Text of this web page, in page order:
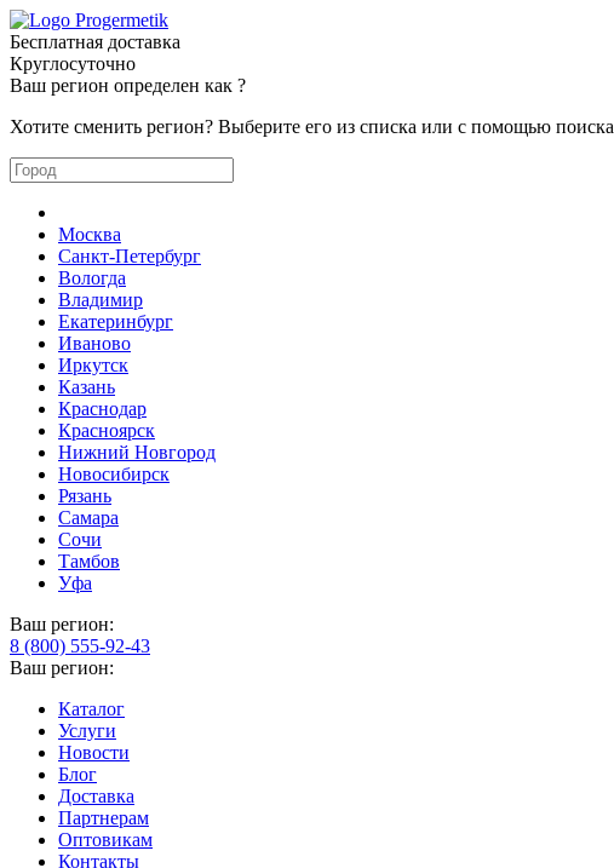
Бесплатная доставка
Круглосуточно
Ваш регион определен как ?
Хотите сменить регион? Выберите его из списка или с помощью поиска
Москва
Санкт-Петербург
Вологда
Владимир
Екатеринбург
Иваново
Иркутск
Казань
Краснодар
Красноярск
Нижний Новгород
Новосибирск
Рязань
Самара
Сочи
Тамбов
Уфа
Ваш регион:
8 (800) 555-92-43
Ваш регион:
Каталог
Услуги
Новости
Блог
Доставка
Партнерам
Оптовикам
Контакты